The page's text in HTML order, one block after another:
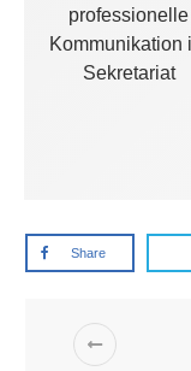
Share